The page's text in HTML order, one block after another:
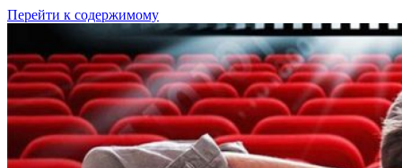
Перейти к содержимому